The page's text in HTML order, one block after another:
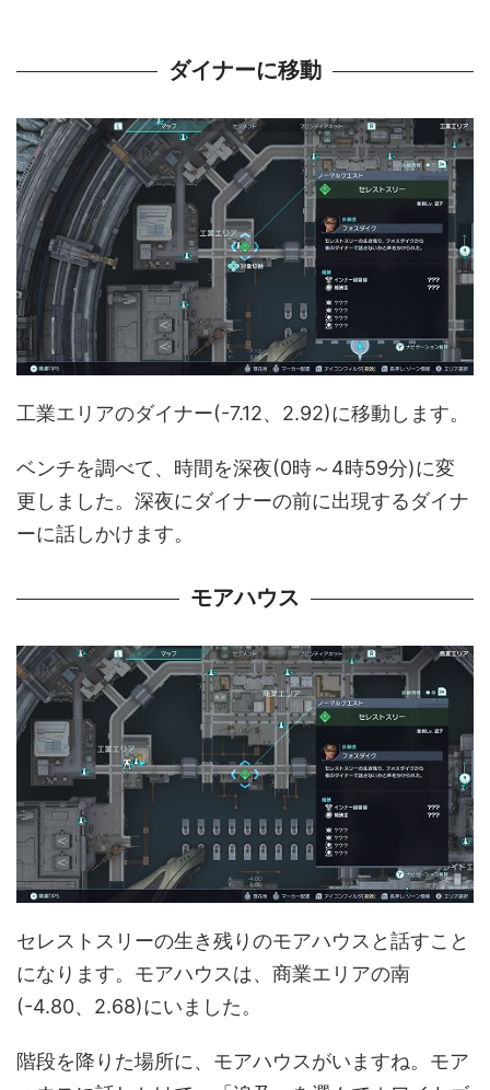
ダイナーに移動
工業エリアのダイナー(-7.12、2.92)に移動します。
ベンチを調べて、時間を深夜(0時～4時59分)に変
更しました。深夜にダイナーの前に出現するダイナ
ーに話しかけます。
モアハウス
セレストスリーの生き残りのモアハウスと話すこと
になります。モアハウスは、商業エリアの南
(-4.80、2.68)にいました。
階段を降りた場所に、モアハウスがいますね。モア